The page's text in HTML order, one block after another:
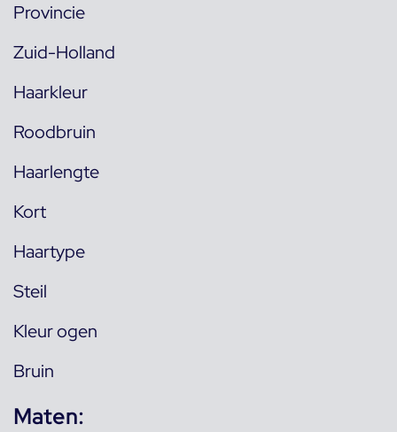
Provincie
Zuid-Holland
Haarkleur
Roodbruin
Haarlengte
Kort
Haartype
Steil
Kleur ogen
Bruin
Maten: